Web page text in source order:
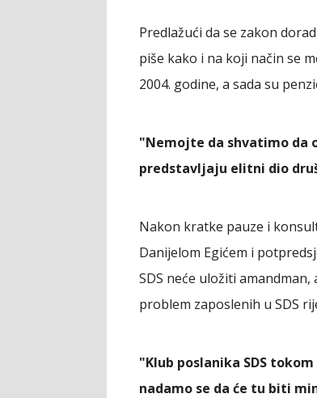
Predlažući da se zakon
piše kako i na koji način se
2004. godine, a sada su
"Nemojte da shvatimo da
predstavljaju elitni dio
Nakon kratke pauze i
Danijelom Egićem i
SDS neće uložiti
problem zaposlenih u SDS
"Klub poslanika SDS
nadamo se da će tu biti